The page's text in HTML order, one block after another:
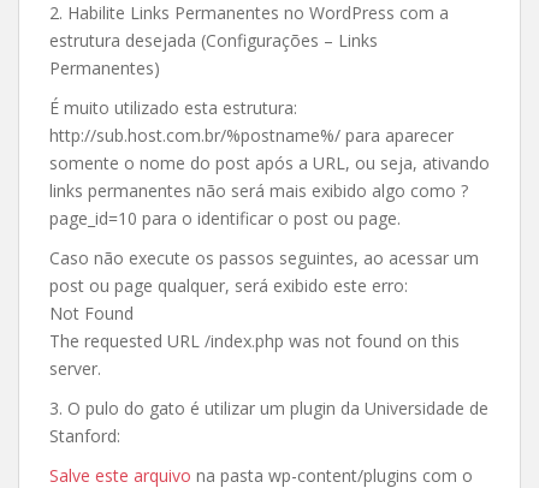
2. Habilite Links Permanentes no WordPress com a
estrutura desejada (Configurações – Links
Permanentes)
É muito utilizado esta estrutura:
http://sub.host.com.br/%postname%/ para aparecer
somente o nome do post após a URL, ou seja, ativando
links permanentes não será mais exibido algo como ?
page_id=10 para o identificar o post ou page.
Caso não execute os passos seguintes, ao acessar um
post ou page qualquer, será exibido este erro:
Not Found
The requested URL /index.php was not found on this
server.
3. O pulo do gato é utilizar um plugin da Universidade de
Stanford:
Salve este arquivo na pasta wp-content/plugins com o